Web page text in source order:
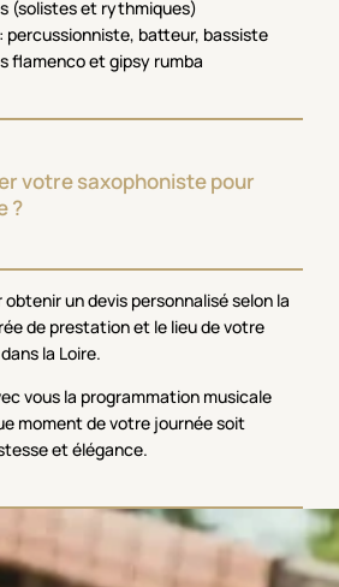
(solistes et rythmiques)
percussionniste, batteur, bassiste
flamenco et gipsy rumba
votre saxophoniste pour
?
un devis personnalisé selon la
de prestation et le lieu de votre
la Loire.
vous la programmation musicale
moment de votre journée soit
et élégance.